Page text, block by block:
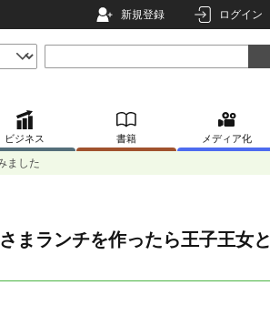
新規登録 ログイン
ビジネス 書籍 メディア化
ました
まランチを作ったら王子王女と